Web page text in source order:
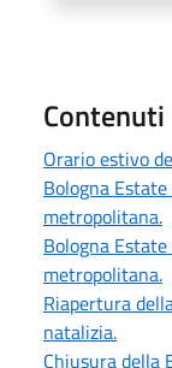
Orario estivo
Bologna
metropolitana.
Bologna
metropolitana.
Riapertura
natalizia.
Chiusura della